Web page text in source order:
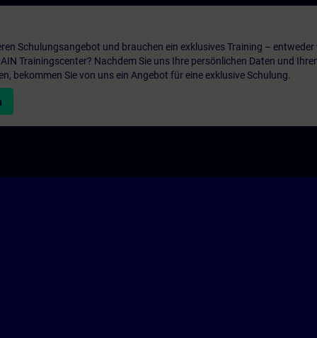
Schulungsangebot und brauchen ein exklusives Training – entweder
Trainingscenter? Nachdem Sie uns Ihre persönlichen Daten und
bekommen Sie von uns ein Angebot für eine exklusive Schulung.